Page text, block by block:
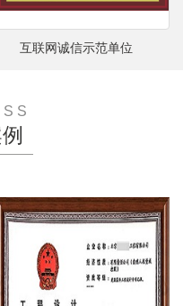
互联网诚信示范单位